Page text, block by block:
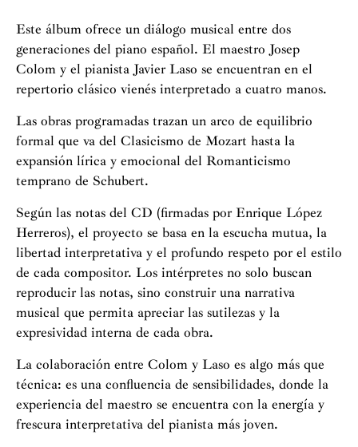
Este álbum ofrece un diálogo musical entre dos
generaciones del piano español. El maestro Josep
Colom y el pianista Javier Laso se encuentran en el
repertorio clásico vienés interpretado a cuatro manos.
Las obras programadas trazan un arco de equilibrio
formal que va del Clasicismo de Mozart hasta la
expansión lírica y emocional del Romanticismo
temprano de Schubert.
Según las notas del CD (firmadas por Enrique López
Herreros), el proyecto se basa en la escucha mutua, la
libertad interpretativa y el profundo respeto por el estilo
de cada compositor. Los intérpretes no solo buscan
reproducir las notas, sino construir una narrativa
musical que permita apreciar las sutilezas y la
expresividad interna de cada obra.
La colaboración entre Colom y Laso es algo más que
técnica: es una confluencia de sensibilidades, donde la
experiencia del maestro se encuentra con la energía y
frescura interpretativa del pianista más joven.